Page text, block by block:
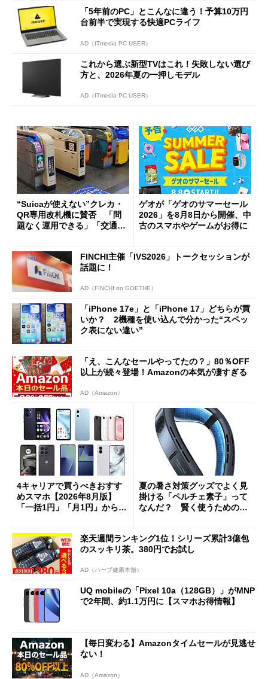
「5年前のPC」とこんなに違う！予算10万円
台前半で実現する快適PCライフ
AD（ITmedia PC USER）
これから選ぶ新型TVはこれ！失敗しない選び
方と、2026年夏の一押しモデル
AD（ITmedia PC USER）
“Suicaが使えない”クレカ・
QR専用改札機に賛否 「問
題なく運用できる」「交通系I
ゲオが「ゲオのサマーセール
2026」を8月8日から開催、中
古のスマホやゲームがお得に
FINCHI主催「IVS2026」トークセッションが
話題に！
AD（FINCHI on GOETHE）
「iPhone 17e」と「iPhone 17」どちらが買
いか？ 2機種を使い込んで分かった“スペッ
ク表にない違い”
「え、こんなセールやってたの？」80％OFF
以上が続々登場！Amazonの本気が凄すぎる
AD（Amazon）
4キャリアで買うべきおすす
めスマホ【2026年8月版】
「一括1円」「月1円」からお
夏の暑さ対策グッズでよく見
掛ける「ペルチェ素子」って
なんだ？ 賢く使うための注
楽天週間ランキング1位！シリーズ累計3億包
のスッキリ茶。380円でお試し
AD（ハーブ健康本舗）
UQ mobileの「Pixel 10a（128GB）」がMNP
で2年間、約1.1万円に【スマホお得情報】
【毎日変わる】Amazonタイムセールが見逃せ
ない！
AD（Amazon）